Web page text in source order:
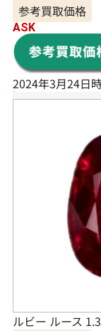
参考買取価格
ASK
2024年3月24日
ルビー ルース